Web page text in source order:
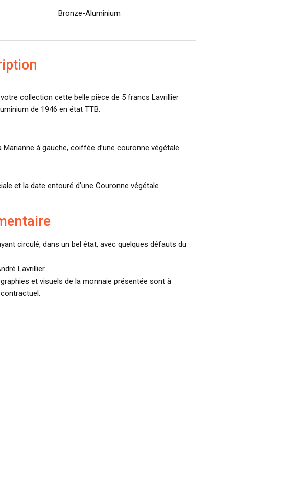
Bronze-Aluminium
collection cette belle pièce de 5 francs Lavrillier
de 1946 en état TTB.
Marianne à gauche, coiffée d’une couronne végétale.
et la date entouré d’une Couronne végétale.
circulé, dans un bel état, avec quelques défauts du
Lavrillier.
et visuels de la monnaie présentée sont à